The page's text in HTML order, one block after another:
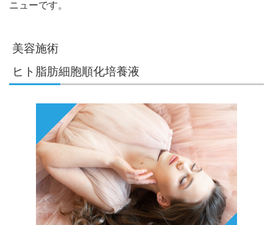
ニューです。
美容施術
ヒト脂肪細胞順化培養液